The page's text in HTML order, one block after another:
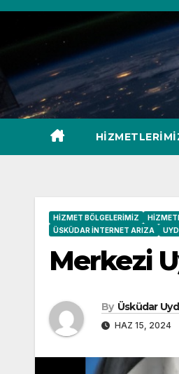
Skip
HIZMET BÖLGELERIMIZ
ÜSKÜDAR İNTERNET ARIZA
Merkezi
By Üsküdar
HAZ 15, 2024